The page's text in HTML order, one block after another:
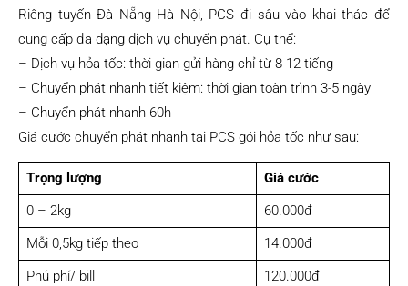
Riêng tuyến Đà Nẵng Hà Nội, PCS đi sâu vào khai thác để
cung cấp đa dạng dịch vụ chuyển phát. Cụ thể:
– Dịch vụ hỏa tốc: thời gian gửi hàng chỉ từ 8-12 tiếng
– Chuyển phát nhanh tiết kiệm: thời gian toàn trình 3-5 ngày
– Chuyển phát nhanh 60h
Giá cước chuyển phát nhanh tại PCS gói hỏa tốc như sau:
Trọng lượng
Giá cước
0 – 2kg
60.000đ
Mỗi 0,5kg tiếp theo
14.000đ
Phú phí/ bill
120.000đ